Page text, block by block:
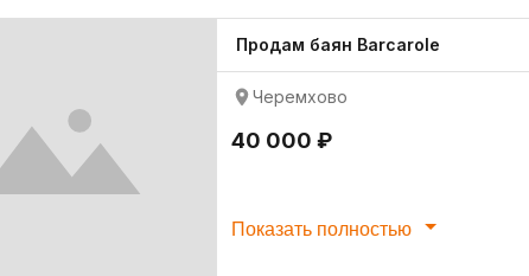
Продам баян Barcarole
Черемхово
40 000 ₽
Показать полностью